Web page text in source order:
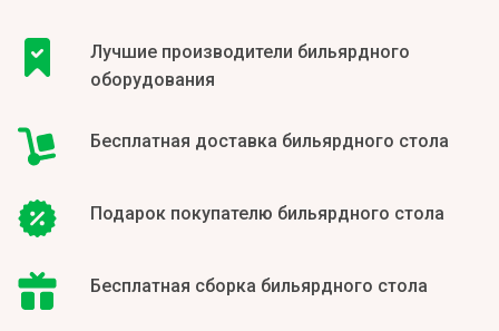
Лучшие производители бильярдного
оборудования
Бесплатная доставка бильярдного стола
Подарок покупателю бильярдного стола
Бесплатная сборка бильярдного стола